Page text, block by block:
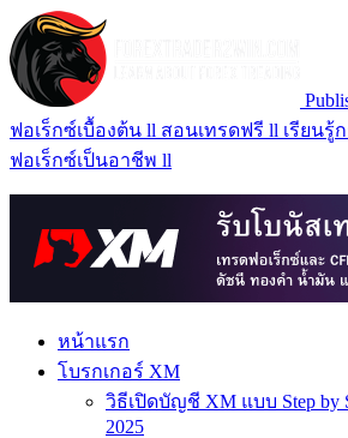
ฟอเร็กซ์เบื้องต้น ll สอนเทรดฟรี ll เรียนรู้
ฟอเร็กซ์เป็นอาชีพ ll
หน้าแรก
โบรกเกอร์ XM
วิธีเปิดบัญชี XM แบบ Step by
2025